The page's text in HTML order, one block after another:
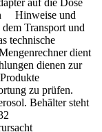
Hinweise und
Transport und
technische
dient
dienen zur
zu prüfen.
Behälter steht